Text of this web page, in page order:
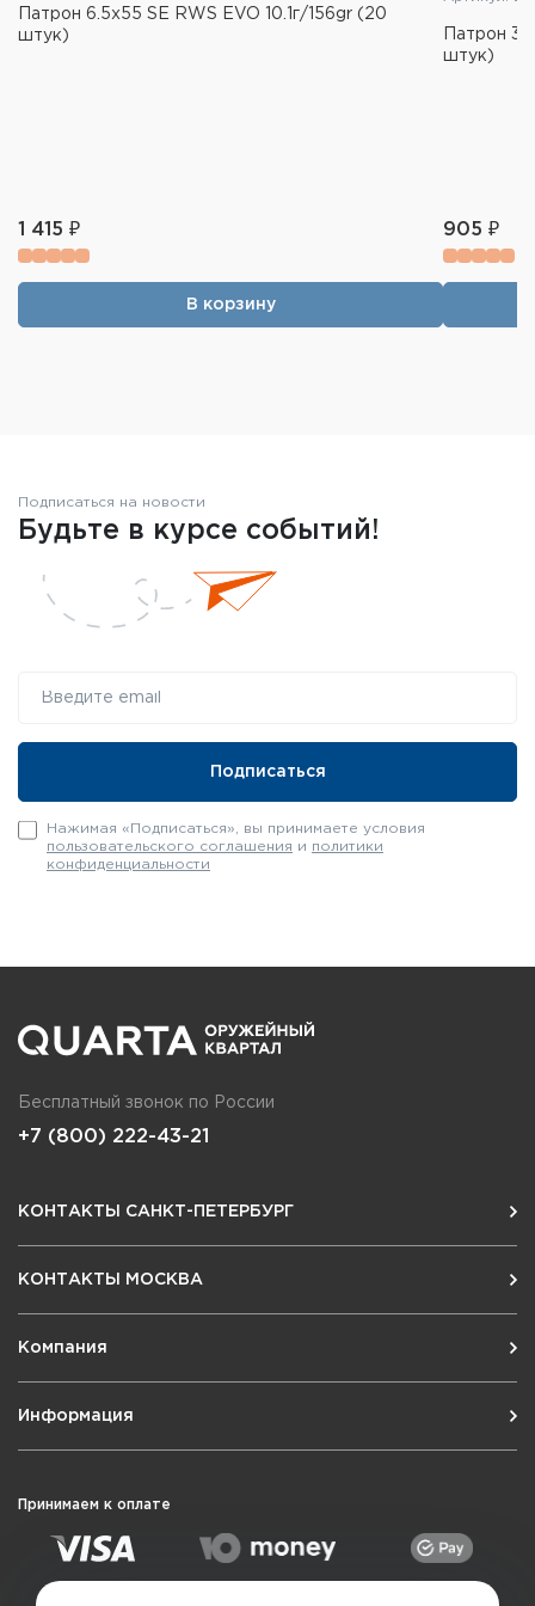
Патрон 6.5x55 SE RWS EVO 10.1г/156gr (20
штук)
1 415 ₽
В корзину
Патрон
штук)
905 ₽
Подписаться на новости
Будьте в курсе событий!
Нажимая «Подписаться», вы принимаете условия
пользовательского соглашения и политики
конфиденциальности
Бесплатный звонок по России
+7 (800) 222-43-21
КОНТАКТЫ САНКТ-ПЕТЕРБУРГ
КОНТАКТЫ МОСКВА
Компания
Информация
Принимаем к оплате